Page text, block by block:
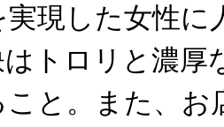
現した女性に
はトロリと濃厚
と。また、お